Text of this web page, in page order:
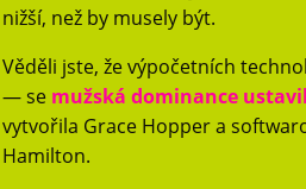
nižší, než by musely být.
Věděli jste, že výpočetních
— se mužská dominance
vytvořila Grace Hopper a
Hamilton.